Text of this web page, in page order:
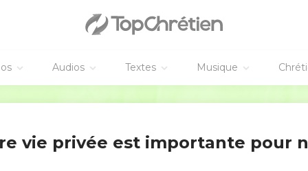
Audios Textes Musique
adressée à Jonas une deuxième fois :
la grande ville, et fais-y la proclamation que je t'ordonne. »
Ninive, conformément à la parole de l'Eternel. Or Ninive était
la ville une journée de marche ; il proclamait : « Dans 40 jours,
crurent à Dieu. Ils proclamèrent un jeûne et s’habillèrent de
vie privée est importante pour